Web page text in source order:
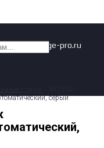
✉ info@garage-pro.ru
серый